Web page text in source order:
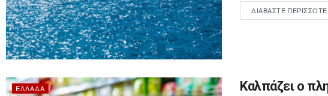
ΔΙΑΒΆΣΤΕ
ΕΛΛΆΔΑ
Καλπάζει ο